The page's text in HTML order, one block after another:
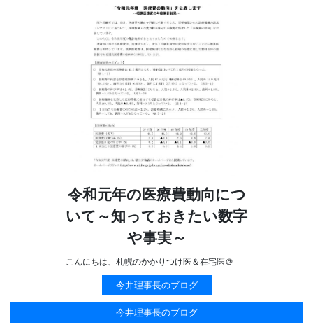
令和元年の医療費動向につ
いて～知っておきたい数字
や事実～
こんにちは、札幌のかかりつけ医＆在宅医＠
今井理事長のブログ
今井理事長のブログ